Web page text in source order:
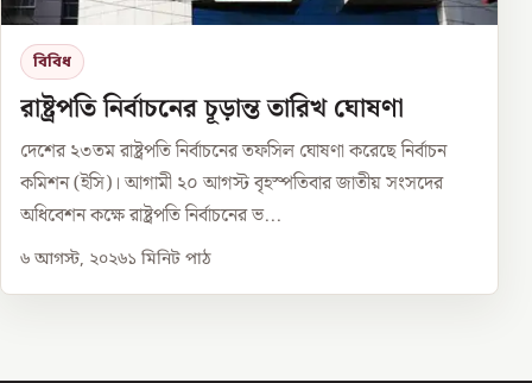
বিবিধ
রাষ্ট্রপতি নির্বাচনের চূড়ান্ত তারিখ ঘোষণা
দেশের ২৩তম রাষ্ট্রপতি নির্বাচনের তফসিল ঘোষণা করেছে নির্বাচন
কমিশন (ইসি)। আগামী ২০ আগস্ট বৃহস্পতিবার জাতীয় সংসদের
অধিবেশন কক্ষে রাষ্ট্রপতি নির্বাচনের ভ...
৬ আগস্ট, ২০২৬১ মিনিট পাঠ